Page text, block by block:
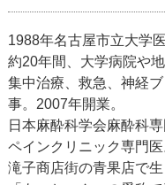
1988年名古屋市立大学
約20年間、大学病院や
集中治療、救急、神経
事。2007年開業。
日本麻酔科学会麻酔科
ペインクリニック専門医
滝子商店街の青果店で